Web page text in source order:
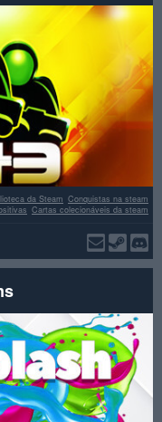
Conquistas na steam
da Steam
Cartas colecionáveis da steam